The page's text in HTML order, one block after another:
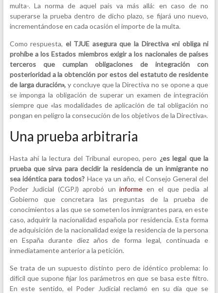
multa-. La norma de aquel país va más allá: en caso de no
superarse la prueba dentro de dicho plazo, se fijará uno nuevo,
incrementándose en cada ocasión el importe de la multa.
Como respuesta, el TJUE asegura que la Directiva «ni obliga ni
prohíbe a los Estados miembros exigir a los nacionales de países
terceros que cumplan obligaciones de integración con
posterioridad a la obtención por estos del estatuto de residente
de larga duración», y concluye que la Directiva no se opone a que
se imponga la obligación de superar un examen de integración
siempre que «las modalidades de aplicación de tal obligación no
pongan en peligro la consecución de los objetivos de la Directiva».
Una prueba arbitraria
Hasta ahí la lectura del Tribunal europeo, pero ¿es legal que la
prueba que sirva para decidir la residencia de un inmigrante no
sea idéntica para todos? Hace ya un año, el Consejo General del
Poder Judicial (CGPJ) aprobó uninforme en el que pedía al
Gobierno que concretara las preguntas de la prueba de
conocimientos a las que se someten los inmigrantes para, en este
caso, adquirir la nacionalidad española por residencia. Esta forma
de adquisición de la nacionalidad exige la residencia de la persona
en España durante diez años de forma legal, continuada e
inmediatamente anterior a la petición.
Se trata de un supuesto distinto pero de idéntico problema: lo
difícil que supone fijar los parámetros en que se basa este filtro.
En este sentido, el Poder Judicial reclamó en su día que se